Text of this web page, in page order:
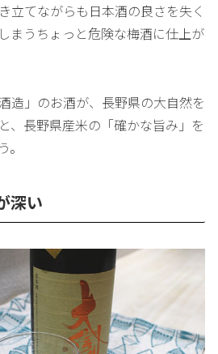
立てながらも日本酒の良さを失く
まうちょっと危険な梅酒に仕上が
造」のお酒が、長野県の大自然を
、長野県産米の「確かな旨み」を
深い